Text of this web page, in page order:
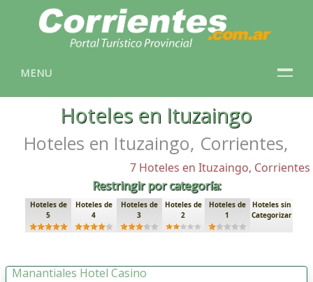
MENU
Hoteles en Ituzaingo
Hoteles en Ituzaingo, Corrientes,
7 Hoteles en Ituzaingo, Corrientes
Restringir por categoría:
Hoteles de
5
Hoteles de
4
Hoteles de
3
Hoteles de
2
Hoteles de
1
Hoteles sin
Categorizar
Manantiales Hotel Casino